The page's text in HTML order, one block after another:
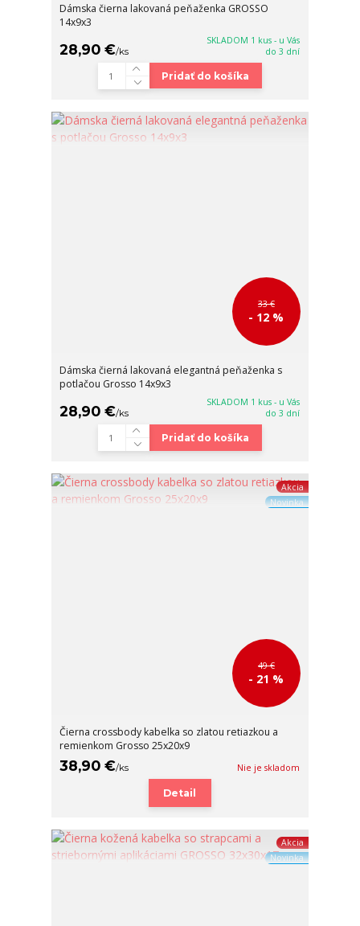
Dámska čierna lakovaná peňaženka GROSSO
14x9x3
28,90 €/ks
SKLADOM 1 kus - u Vás
do 3 dní
Pridať do košíka
33 €
- 12 %
Dámska čierná lakovaná elegantná peňaženka s
potlačou Grosso 14x9x3
28,90 €/ks
SKLADOM 1 kus - u Vás
do 3 dní
Pridať do košíka
Akcia
Novinka
49 €
- 21 %
Čierna crossbody kabelka so zlatou retiazkou a
remienkom Grosso 25x20x9
38,90 €/ks Nie je skladom
Detail
Akcia
Novinka